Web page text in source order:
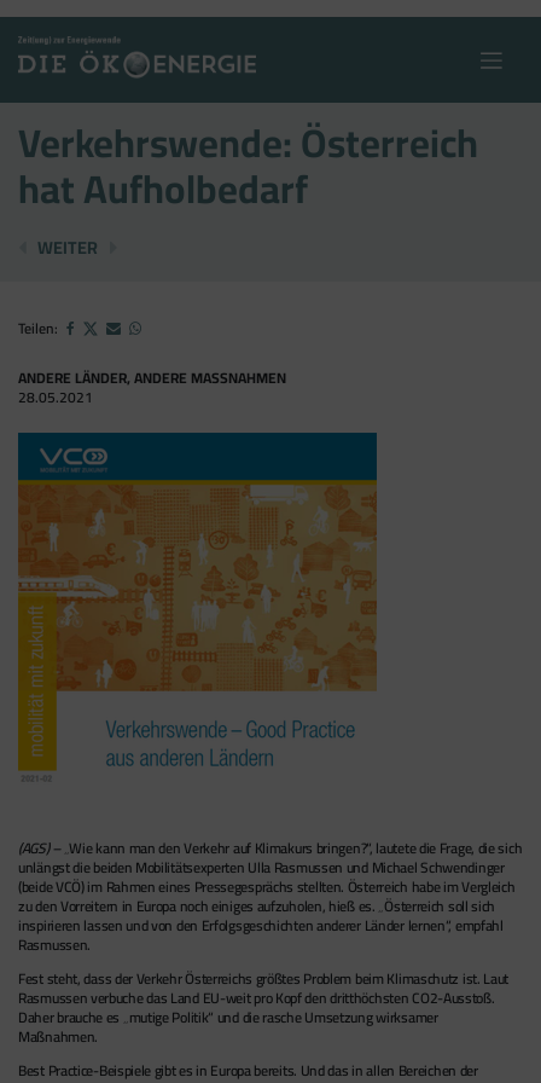
content
Verkehrswende: Österreich
hat Aufholbedarf
ÖBF: SEHR GUTES ERGEBNIS
WEITER
Teilen:
ANDERE LÄNDER, ANDERE MASSNAHMEN
28.05.2021
(AGS) –„Wie kann man den Verkehr auf Klimakurs bringen?“, lautete die Frage, die sich
unlängst die beiden Mobilitätsexperten Ulla Rasmussen und Michael Schwendinger
(beide VCÖ) im Rahmen eines Pressegesprächs stellten. Österreich habe im Vergleich
zu den Vorreitern in Europa noch einiges aufzuholen, hieß es. „Österreich soll sich
inspirieren lassen und von den Erfolgsgeschichten anderer Länder lernen“, empfahl
Rasmussen.
Fest steht, dass der Verkehr Österreichs größtes Problem beim Klimaschutz ist. Laut
Rasmussen verbuche das Land EU-weit pro Kopf den dritthöchsten CO2-Ausstoß.
Daher brauche es „mutige Politik“ und die rasche Umsetzung wirksamer
Maßnahmen.
Best Practice-Beispiele gibt es in Europa bereits. Und das in allen Bereichen der